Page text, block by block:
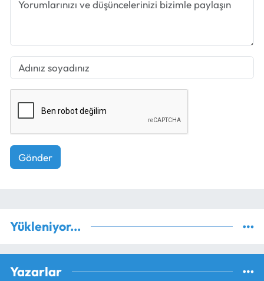
Gönder
Yükleniyor...
Yazarlar